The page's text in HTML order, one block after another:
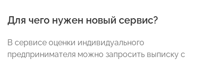
Для чего нужен новый сервис?
В сервисе оценки индивидуального
предпринимателя можно запросить выписку с